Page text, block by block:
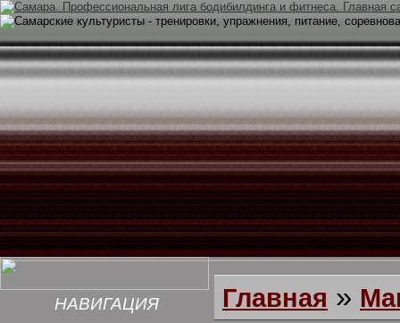
НАВИГАЦИЯ Главная »